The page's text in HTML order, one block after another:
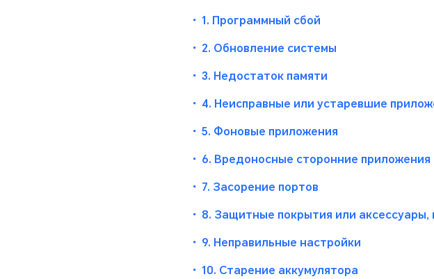
・ 1. Программный сбой
・ 2. Обновление системы
・ 3. Недостаток памяти
・ 4. Неисправные или устаревшие
・ 5. Фоновые приложения
・ 6. Вредоносные сторонние приложения
・ 7. Засорение портов
・ 8. Защитные покрытия или
・ 9. Неправильные настройки
・ 10. Старение аккумулятора